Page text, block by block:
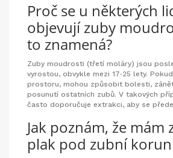
Proč se u některých
objevují zuby
to znamená?
Zuby moudrosti (třetí moláry) jsou
vyrostou, obvykle mezi 17‑25 lety.
prostoru, mohou způsobit bolesti,
posunutí ostatních zubů. V takových
často doporučuje extrakci, aby se
Jak poznám, že mám
plak pod zubní